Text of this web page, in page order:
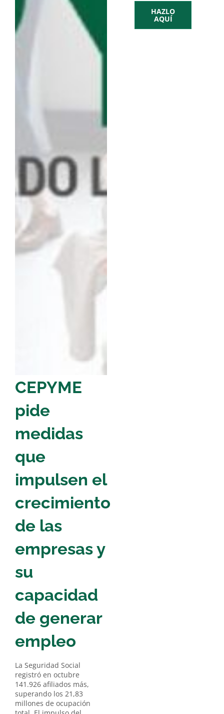
CEPYME
pide
medidas
que
impulsen el
crecimiento
de las
empresas y
su
capacidad
de generar
empleo
La Seguridad Social
registró en octubre
141.926 afiliados más,
superando los 21,83
millones de ocupación
HAZLO
AQUÍ